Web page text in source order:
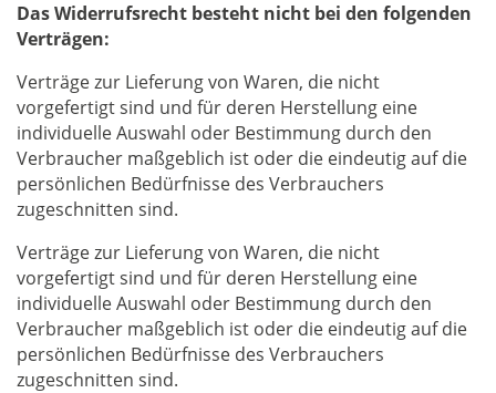
Das Widerrufsrecht besteht nicht bei den folgenden
Verträgen:
Verträge zur Lieferung von Waren, die nicht
vorgefertigt sind und für deren Herstellung eine
individuelle Auswahl oder Bestimmung durch den
Verbraucher maßgeblich ist oder die eindeutig auf die
persönlichen Bedürfnisse des Verbrauchers
zugeschnitten sind.
Verträge zur Lieferung von Waren, die nicht
vorgefertigt sind und für deren Herstellung eine
individuelle Auswahl oder Bestimmung durch den
Verbraucher maßgeblich ist oder die eindeutig auf die
persönlichen Bedürfnisse des Verbrauchers
zugeschnitten sind.